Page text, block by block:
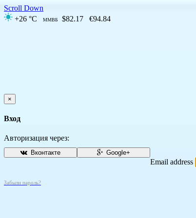
Scroll Down
+26 °C
ММВБ $82.17 €94.84
×
Вход
Авторизация через:
Вконтакте Google+
Email address
Забыли пароль?